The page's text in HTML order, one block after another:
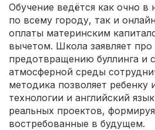
Обучение ведётся как очно в
по всему городу, так и
оплаты материнским
вычетом. Школа заявляет
предотвращению буллинга и
атмосферной среды
методика позволяет ребенку
технологии и английский
реальных проектов,
востребованные в будущем.